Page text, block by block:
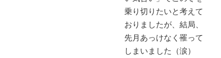
乗り切りたいと考えて
おりましたが、結局、
先月あっけなく罹って
しまいました（涙）